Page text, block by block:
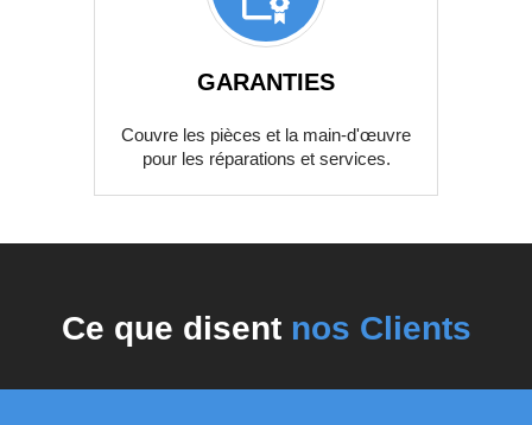
GARANTIES
Couvre les pièces et la main-d'œuvre
pour les réparations et services.
Ce que disent nos Clients